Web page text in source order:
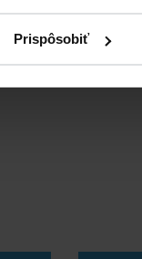
Prispôsobiť